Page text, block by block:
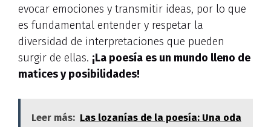
evocar emociones y transmitir ideas, por lo que
es fundamental entender y respetar la
diversidad de interpretaciones que pueden
surgir de ellas. ¡La poesía es un mundo lleno de
matices y posibilidades!
Leer más: Las lozanías de la poesía: Una oda